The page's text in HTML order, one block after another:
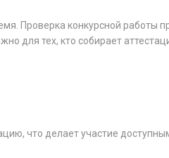
Проверка конкурсной работы
для тех, кто собирает
что делает участие